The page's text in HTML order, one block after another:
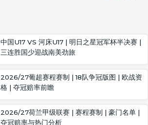
中国U17 VS 河床U17 | 明日之星冠军杯半决赛 |
三连胜国少迎战南美劲旅
2026/27葡超赛程赛制 | 18队争冠版图 | 欧战资
格 | 夺冠赔率前瞻
2026/27荷兰甲级联赛 | 赛程赛制 | 豪门名单 |
夺冠赔率与热门分析